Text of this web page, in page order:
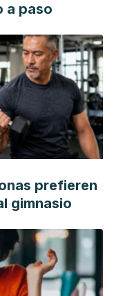
a paso
prefieren
gimnasio